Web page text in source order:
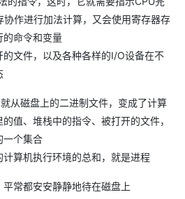
协作进行加法计算，又会使用寄存器存
的命令和变量
文件，以及各种各样的I/O设备在不
从磁盘上的二进制文件，变成了计算
值、堆栈中的指令、被打开的文件，
一个集合
算机执行环境的总和，就是进程
常都安安静静地待在磁盘上